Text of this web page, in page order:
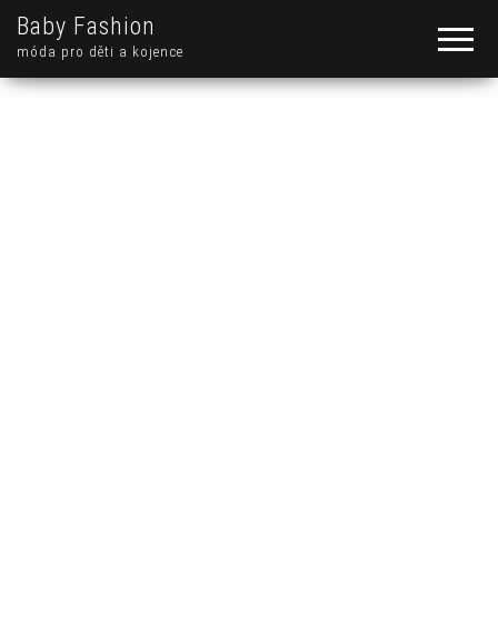
Baby Fashion
móda pro děti a kojence